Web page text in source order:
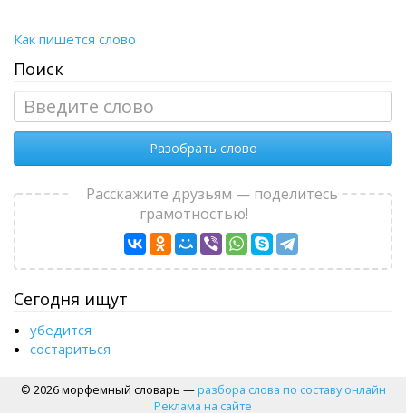
Как пишется слово
Поиск
Разобрать слово
Расскажите друзьям — поделитесь
грамотностью!
Сегодня ищут
убедится
состариться
© 2026 морфемный словарь —разбора слова по составу онлайн
Реклама на сайте